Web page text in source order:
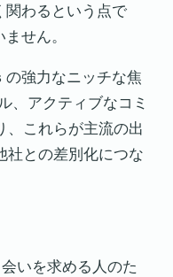
関わるという点で
せん。
強力なニッチな焦
、アクティブなコミ
、これらが主流の出
社との差別化につな
いを求める人のた